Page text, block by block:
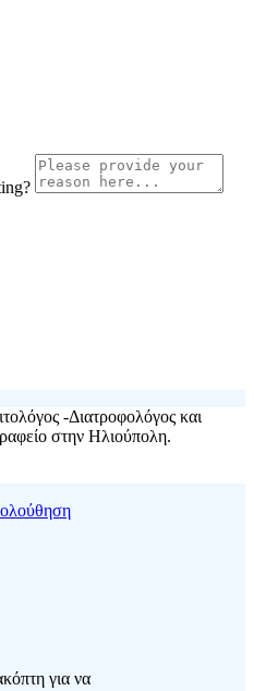
-Διατροφολόγος και
στην Ηλιούπολη.
για να